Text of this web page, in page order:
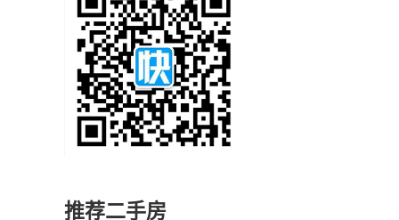
推荐二手房